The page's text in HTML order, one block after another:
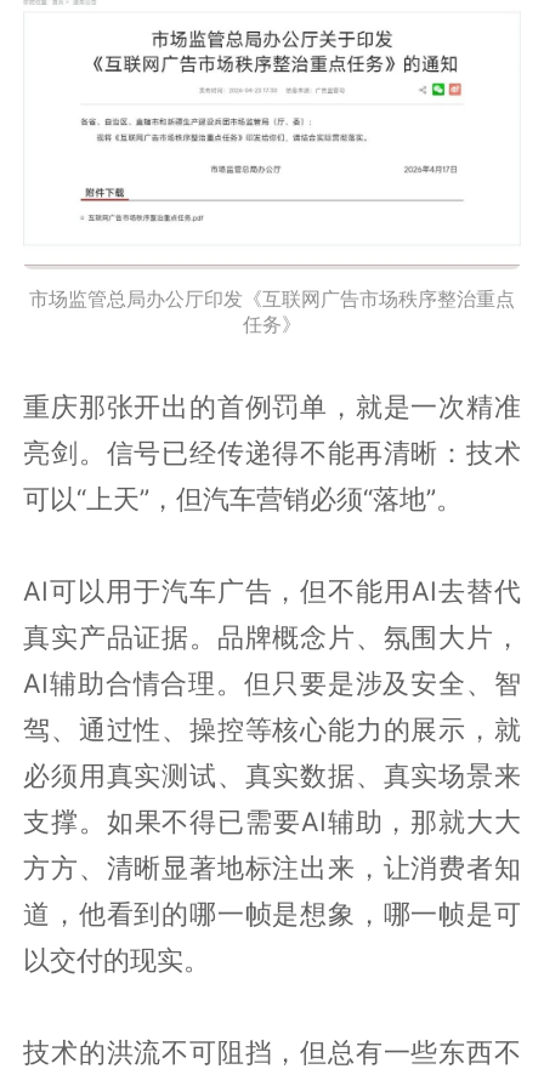
市场监管总局办公厅印发《互联网广告市场秩序整治重点
任务》
重庆那张开出的首例罚单，就是一次精准
亮剑。信号已经传递得不能再清晰：技术
可以“上天”，但汽车营销必须“落地”。
AI可以用于汽车广告，但不能用AI去替代
真实产品证据。品牌概念片、氛围大片，
AI辅助合情合理。但只要是涉及安全、智
驾、通过性、操控等核心能力的展示，就
必须用真实测试、真实数据、真实场景来
支撑。如果不得已需要AI辅助，那就大大
方方、清晰显著地标注出来，让消费者知
道，他看到的哪一帧是想象，哪一帧是可
以交付的现实。
技术的洪流不可阻挡，但总有一些东西不